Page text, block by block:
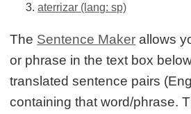
aterrizar (lang: sp)
The Sentence Maker allows
or phrase in the text box
translated sentence pairs
containing that word/phrase.